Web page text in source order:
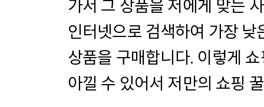
가서 그 상품을 저에게 맞는
인터넷으로 검색하여 가장 낮
상품을 구매합니다. 이렇게
아낄 수 있어서 저만의 쇼핑